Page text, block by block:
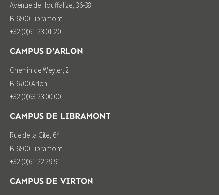
Avenue de Houffalize, 36-38
B-6800 Libramont
+32 (0)61 23 01 20
CAMPUS D'ARLON
Chemin de Weyler, 2
B-6700 Arlon
+32 (0)63 23 00 00
CAMPUS DE LIBRAMONT
Rue de la Cité, 64
B-6800 Libramont
+32 (0)61 22 29 91
CAMPUS DE VIRTON